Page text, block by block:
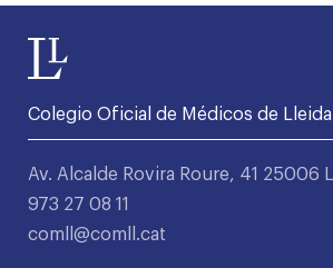
Colegio Oficial de Médicos de Lleida
Av. Alcalde Rovira Roure, 41 25006
973 27 08 11
comll@comll.cat